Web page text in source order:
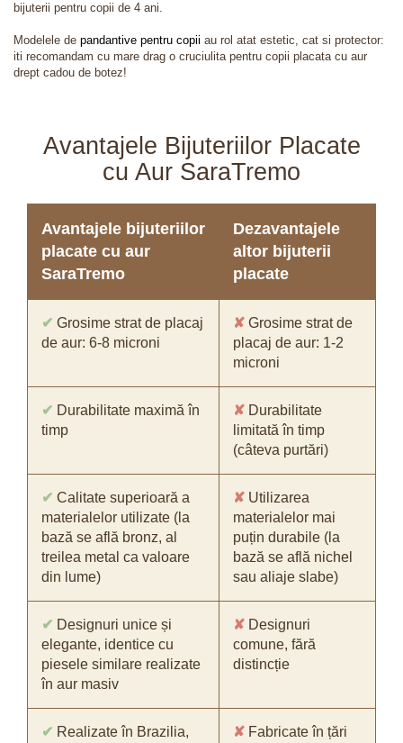
bijuterii pentru copii de 4 ani.
Modelele de pandantive pentru copii au rol atat estetic, cat si protector:
iti recomandam cu mare drag o cruciulita pentru copii placata cu aur
drept cadou de botez!
Avantajele Bijuteriilor Placate
cu Aur SaraTremo
Avantajele bijuteriilor
placate cu aur
SaraTremo
Dezavantajele
altor bijuterii
placate
✔ Grosime strat de placaj
de aur: 6-8 microni
✘ Grosime strat de
placaj de aur: 1-2
microni
✔ Durabilitate maximă în
timp
✘ Durabilitate
limitată în timp
(câteva purtări)
✔ Calitate superioară a
materialelor utilizate (la
bază se află bronz, al
treilea metal ca valoare
din lume)
✘ Utilizarea
materialelor mai
puțin durabile (la
bază se află nichel
sau aliaje slabe)
✔ Designuri unice și
elegante, identice cu
piesele similare realizate
în aur masiv
✘ Designuri
comune, fără
distincție
✔ Realizate în Brazilia, ✘ Fabricate în țări